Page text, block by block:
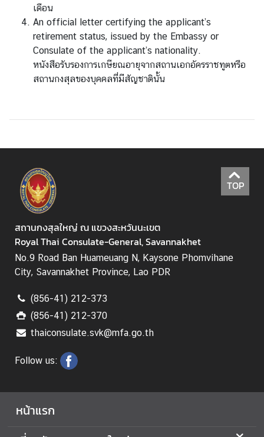
ส
ป
ป
ล
ย์
บ
ริ
ก
า
ร
ข้
อ
ล
ด้
า
น
ธุ
ร
จ
เดือน
An official letter certifying the applicant’s
retirement status, issued by the Embassy or
Consulate of the applicant’s nationality.
หนังสือรับรองการเกษียณอายุจากสถานเอกอัครราชทูตหรือ
สถานกงสุลของบุคคลที่มีสัญชาตินั้น
TOP
สถานกงสุลใหญ่ ณ แขวงสะหวันนะเขต
Royal Thai Consulate-General, Savannakhet
No.9 Road Ban Huameuang N, Kaysone Phomvihane
City, Savannakhet Province, Lao PDR
(856-41) 212-373
(856-41) 212-370
thaiconsulate.svk@mfa.go.th
Follow us:
หน้าแรก